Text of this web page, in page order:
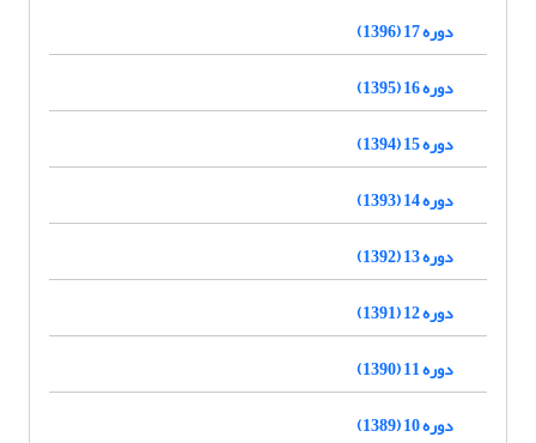
دوره 17 (1396)
دوره 16 (1395)
دوره 15 (1394)
دوره 14 (1393)
دوره 13 (1392)
دوره 12 (1391)
دوره 11 (1390)
دوره 10 (1389)